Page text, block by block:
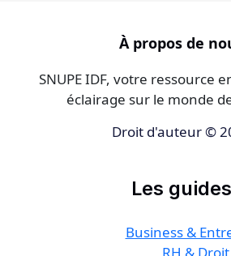
À propos de
SNUPE IDF, votre ressource
éclairage sur le monde
Droit d'auteur ©
Les guides
Business &